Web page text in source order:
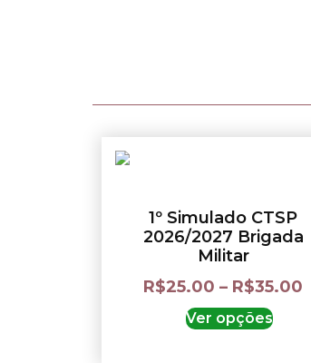
1º Simulado CTSP
2026/2027 Brigada
Militar
R$25.00 – R$35.00
Ver opções